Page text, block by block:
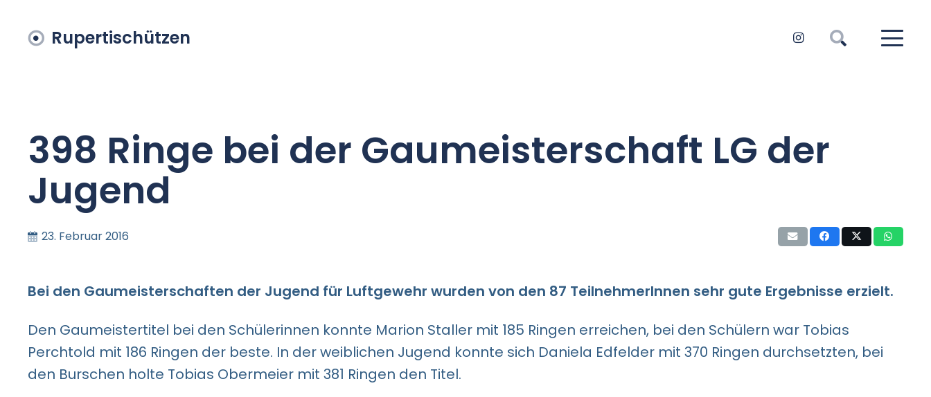
Rupertischützen
398 Ringe bei der Gaumeisterschaft LG der
Jugend
23. Februar 2016
Bei den Gaumeisterschaften der Jugend für Luftgewehr wurden von den 87 TeilnehmerInnen sehr gute Ergebnisse erzielt.
Den Gaumeistertitel bei den Schülerinnen konnte Marion Staller mit 185 Ringen erreichen, bei den Schülern war Tobias
Perchtold mit 186 Ringen der beste. In der weiblichen Jugend konnte sich Daniela Edfelder mit 370 Ringen durchsetzten, bei
den Burschen holte Tobias Obermeier mit 381 Ringen den Titel.